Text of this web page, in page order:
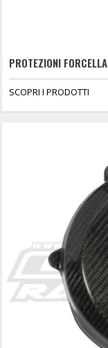
PROTEZIONI FORCELLA
SCOPRI I PRODOTTI